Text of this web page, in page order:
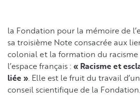
la Fondation pour la mémoire de
sa troisième Note consacrée aux
colonial et la formation du
l’espace français : « Racisme et
liée ». Elle est le fruit du travail
conseil scientifique de la Fondation.